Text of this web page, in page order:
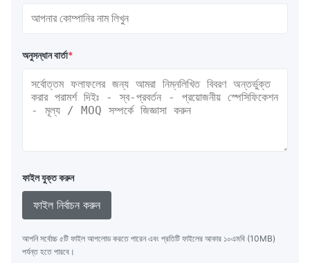
অনুসন্ধান বার্তা*
ফাইল যুক্ত করুন
ফাইল নির্বাচন করুন
আপনি সর্বোচ্চ ৫টি ফাইল আপলোড করতে পারেন এবং প্রতিটি ফাইলের আকার ১০এমবি (10MB)
পর্যন্ত হতে পারবে।